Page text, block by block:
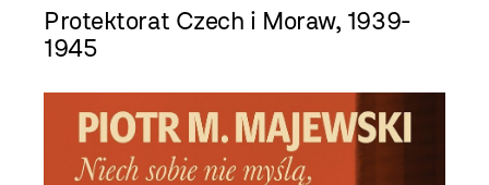
Protektorat Czech i Moraw, 1939-
1945